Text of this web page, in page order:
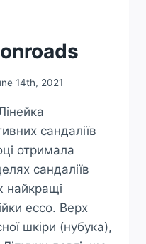
14th, 2021
сандаліїв
отримала
сандаліїв
найкращі
ecco. Верх
шкіри (нубука),